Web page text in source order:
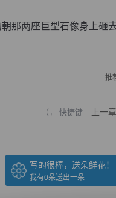
两座巨型石像身上砸
推
（← 快捷键 上一章
写的很棒，送朵鲜花！
我有0朵送出一朵